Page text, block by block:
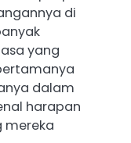
di
yang
dalam
harapan
mereka